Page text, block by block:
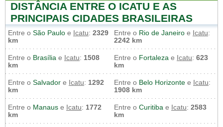
DISTÂNCIA ENTRE O ICATU E AS
PRINCIPAIS CIDADES BRASILEIRAS
Entre o São Paulo e Icatu: 2329
km
Entre o Rio de Janeiro e Icatu:
2242 km
Entre o Brasília e Icatu: 1508
km
Entre o Fortaleza e Icatu: 623
km
Entre o Salvador e Icatu: 1292
km
Entre o Belo Horizonte e Icatu:
1908 km
Entre o Manaus e Icatu: 1772
km
Entre o Curitiba e Icatu: 2583
km